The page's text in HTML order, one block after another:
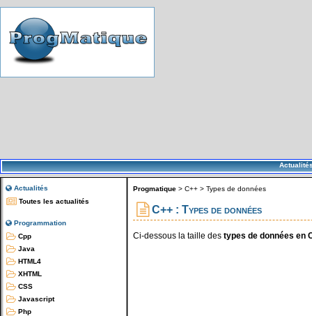
Actualités
Toutes les actualités
Programmation
Cpp
Java
HTML4
XHTML
CSS
Javascript
Php
Progmatique > C++ > Types de données
C++ : Types de données
Ci-dessous la taille des types de données en